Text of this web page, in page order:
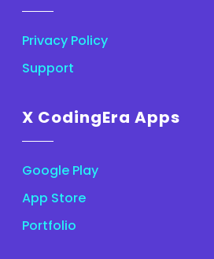
Privacy Policy
Support
X CodingEra Apps
Google Play
App Store
Portfolio